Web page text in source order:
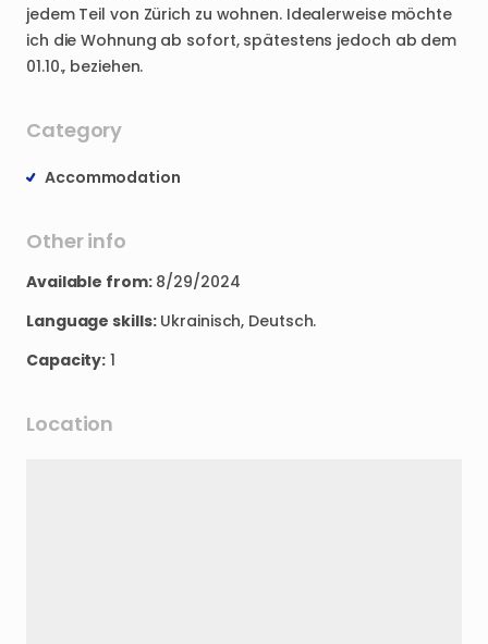
jedem Teil von Zürich zu wohnen. Idealerweise möchte
ich die Wohnung ab sofort​,​ spätestens jedoch ab dem
01.10.​,​ beziehen.
Category
Accommodation
Other info
Available from: 8/29/2024
Language skills: Ukrainisch, Deutsch.
Capacity: 1
Location